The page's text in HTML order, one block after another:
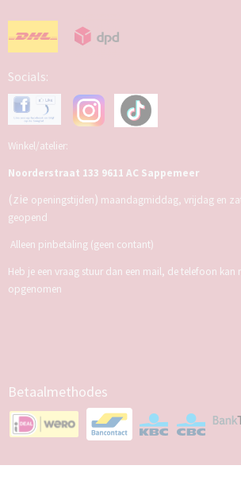
Socials:
Winkel/atelier:
Noorderstraat 133 9611 AC Sappemeer
(zie openingstijden) maandagmiddag, vrijdag en
geopend
Alleen pinbetaling (geen contant)
Heb je een vraag stuur dan een mail, de telefoon
opgenomen
Betaalmethodes